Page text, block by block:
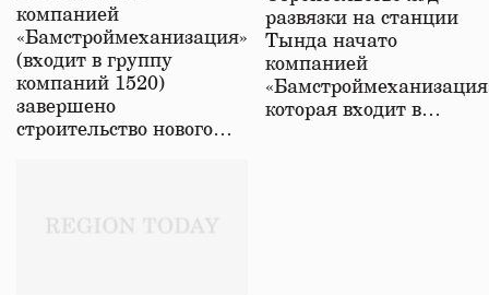
компанией
«Бамстроймеханизация»
(входит в группу
компаний 1520)
завершено
строительство нового…
развязки на станции
Тында начато
компанией
которая входит в…